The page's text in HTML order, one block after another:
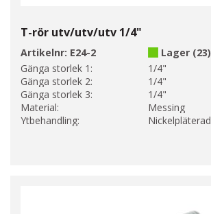
T-rör utv/utv/utv 1/4"
Artikelnr: E24-2
Lager (23)
Gänga storlek 1:
1/4"
Gänga storlek 2:
1/4"
Gänga storlek 3:
1/4"
Material:
Messing
Ytbehandling:
Nickelpläterad